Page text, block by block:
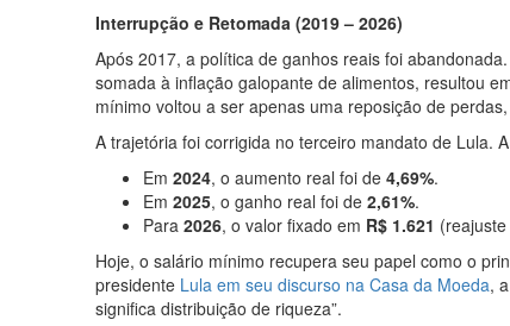
Interrupção e Retomada (2019 – 2026)
Após 2017, a política de ganhos reais foi
somada à inflação galopante de alimentos, resultou
mínimo voltou a ser apenas uma reposição de
A trajetória foi corrigida no terceiro mandato de Lula.
Em 2024, o aumento real foi de 4,69%.
Em 2025, o ganho real foi de 2,61%.
Para 2026, o valor fixado em R$ 1.621
Hoje, o salário mínimo recupera seu papel como o
presidenteLula em seu discurso na Casa da Moeda,
significa distribuição de riqueza”.